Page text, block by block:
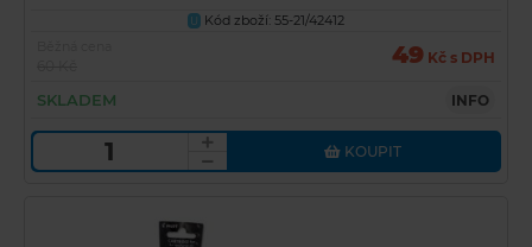
U
Kód zboží: 55-21/42412
49 Kč s DPH
SKLADEM INFO
KOUPIT